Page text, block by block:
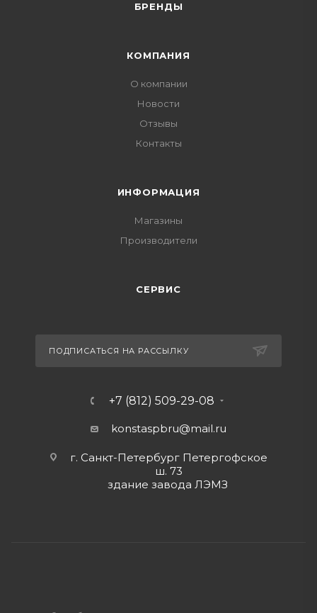
БРЕНДЫ
КОМПАНИЯ
О компании
Новости
Отзывы
Контакты
ИНФОРМАЦИЯ
Магазины
Производители
СЕРВИС
ПОДПИСАТЬСЯ НА РАССЫЛКУ
+7 (812) 509-29-08
konstaspbru@mail.ru
г. Санкт-Петербург Петергофское
ш. 73
здание завода ЛЭМЗ